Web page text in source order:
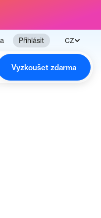
Přihlásit CZ
Vyzkoušet zdarma